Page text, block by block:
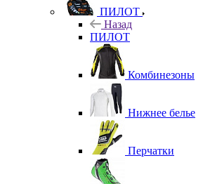
ПИЛОТ
Назад
ПИЛОТ
Комбинезоны
Нижнее белье
Перчатки